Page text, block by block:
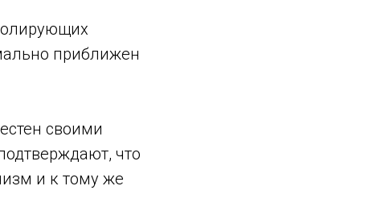
приближен
своими
что
и к тому же